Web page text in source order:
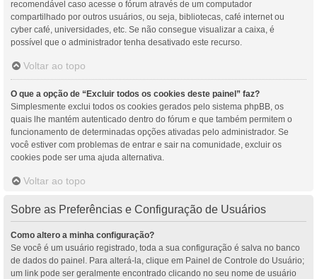
recomendável caso acesse o fórum através de um computador
compartilhado por outros usuários, ou seja, bibliotecas, café internet ou
cyber café, universidades, etc. Se não consegue visualizar a caixa, é
possível que o administrador tenha desativado este recurso.
Voltar ao topo
O que a opção de “Excluir todos os cookies deste painel” faz?
Simplesmente exclui todos os cookies gerados pelo sistema phpBB, os
quais lhe mantém autenticado dentro do fórum e que também permitem o
funcionamento de determinadas opções ativadas pelo administrador. Se
você estiver com problemas de entrar e sair na comunidade, excluir os
cookies pode ser uma ajuda alternativa.
Voltar ao topo
Sobre as Preferências e Configuração de Usuários
Como altero a minha configuração?
Se você é um usuário registrado, toda a sua configuração é salva no banco
de dados do painel. Para alterá-la, clique em Painel de Controle do Usuário;
um link pode ser geralmente encontrado clicando no seu nome de usuário